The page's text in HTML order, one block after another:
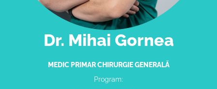
Dr. Mihai Gornea
MEDIC PRIMAR CHIRURGIE GENERALĂ
Program: